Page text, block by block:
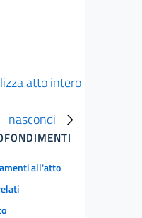
atto intero
nascondi
all'atto